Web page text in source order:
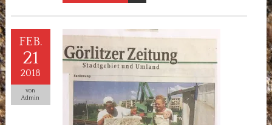
FEB.
21
2018
von
Admin